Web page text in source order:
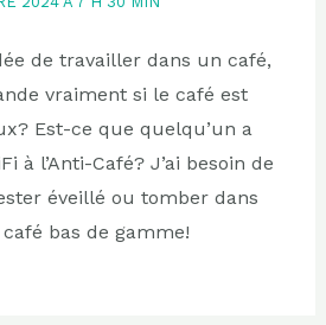
de travailler dans un café,
vraiment si le café est
Est-ce que quelqu’un a
à l’Anti-Café? J’ai besoin de
éveillé ou tomber dans
bas de gamme!